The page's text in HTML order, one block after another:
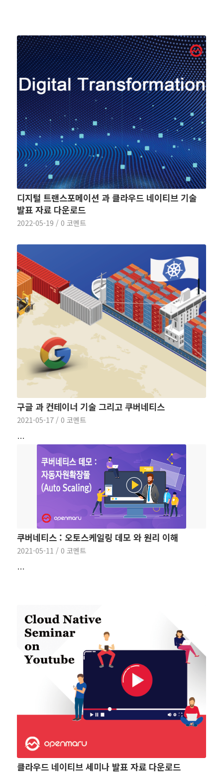
디지털 트랜스포메이션 과 클라우드 네이티브 기술
발표 자료 다운로드
2022-05-19 / 0 코멘트
구글 과 컨테이너 기술 그리고 쿠버네티스
2021-05-17 / 0 코멘트
…
쿠버네티스 : 오토스케일링 데모 와 원리 이해
2021-05-11 / 0 코멘트
…
클라우드 네이티브 세미나 발표 자료 다운로드